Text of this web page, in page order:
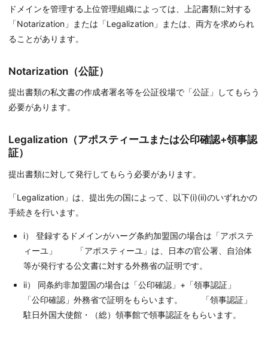
ドメインを管理する上位管理組織によっては、上記書類に対する
「Notarization」または「Legalization」または、両方を求められ
ることがあります。
Notarization（公証）
提出書類の私文書の作成者署名等を公証役場で「公証」してもらう
必要があります。
Legalization（アポスティーユまたは公印確認+領事認
証）
提出書類に対して発行してもらう必要があります。
「Legalization」は、提出先の国によって、以下(i)(ii)のいずれかの
手続きを行います。
i） 登録するドメインがハーグ条約加盟国の場合は「アポステ
ィーユ」 「アポスティーユ」は、日本の官公署、自治体
等が発行する公文書に対する外務省の証明です。
ii） 同条約非加盟国の場合は「公印確認」+「領事認証」
「公印確認」外務省で証明をもらいます。 「領事認証」
駐日外国大使館・（総）領事館で領事認証をもらいます。